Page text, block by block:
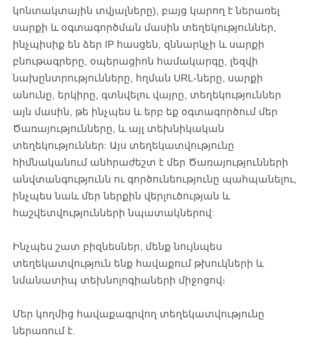
կոնտակտային տվյալները), բայց կարող է ներառել
սարքի և օգտագործման մասին տեղեկություններ,
ինչպիսիք են ձեր IP հասցեն, զննարկչի և սարքի
բնութագրերը, օպերացիոն համակարգը, լեզվի
նախընտրությունները, հղման URL-ները, սարքի
անունը, երկիրը, գտնվելու վայրը, տեղեկություններ
այն մասին, թե ինչպես և երբ եք օգտագործում մեր
Ծառայությունները, և այլ տեխնիկական
տեղեկություններ: Այս տեղեկատվությունը
հիմնականում անհրաժեշտ է մեր Ծառայությունների
անվտանգությունն ու գործունեությունը պահպանելու,
ինչպես նաև մեր ներքին վերլուծության և
հաշվետվությունների նպատակներով:
Ինչպես շատ բիզնեսներ, մենք նույնպես
տեղեկատվություն ենք հավաքում թխուկների և
նմանատիպ տեխնոլոգիաների միջոցով։
Մեր կողմից հավաքագրվող տեղեկատվությունը
ներառում է.